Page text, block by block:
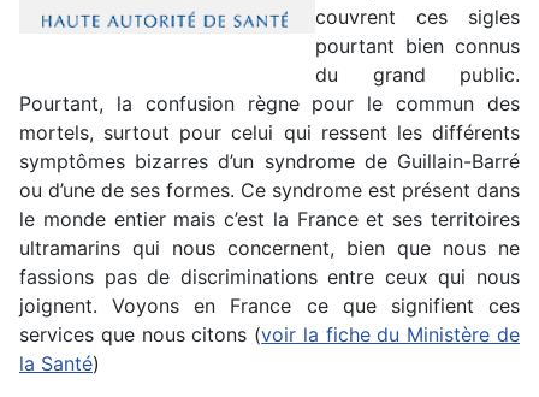
couvrent ces sigles
pourtant bien connus
du grand public.
Pourtant, la confusion règne pour le commun des
mortels, surtout pour celui qui ressent les différents
symptômes bizarres d’un syndrome de Guillain-Barré
ou d’une de ses formes. Ce syndrome est présent dans
le monde entier mais c’est la France et ses territoires
ultramarins qui nous concernent, bien que nous ne
fassions pas de discriminations entre ceux qui nous
joignent. Voyons en France ce que signifient ces
services que nous citons (voir la fiche du Ministère de
la Santé)